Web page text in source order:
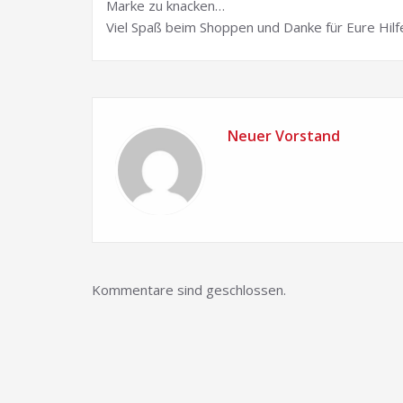
Marke zu knacken…
Viel Spaß beim Shoppen und Danke für Eure
Neuer Vorstand
Kommentare sind geschlossen.